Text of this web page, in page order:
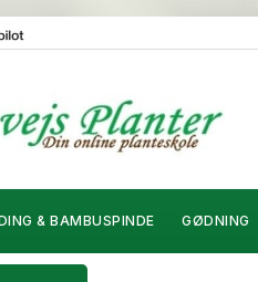
& BAMBUSPINDE GØDNING